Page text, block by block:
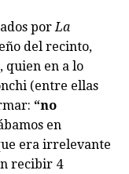
porLa
del recinto,
quien en a lo
(entre ellas
“no
en
era irrelevante
recibir 4